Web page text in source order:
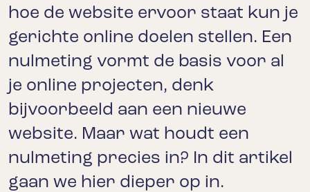
hoe de website ervoor staat kun je
gerichte online doelen stellen. Een
nulmeting vormt de basis voor al
je online projecten, denk
bijvoorbeeld aan een nieuwe
website. Maar wat houdt een
nulmeting precies in? In dit artikel
gaan we hier dieper op in.